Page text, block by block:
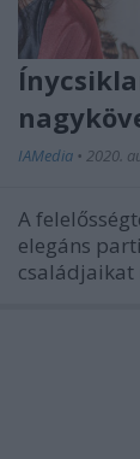
IAMedia • 2020.
A
elegáns
családjaikat